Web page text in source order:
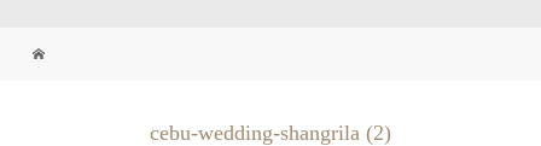
cebu-wedding-shangrila (2)